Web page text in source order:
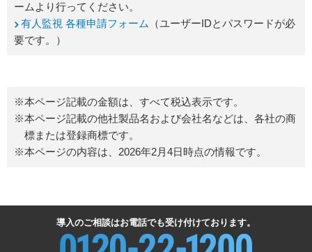
ームより行ってください。
有人監視 各種申請フォーム
（ユーザーIDとパスワードが必
要です。）
※本ページ記載の金額は、すべて税込表示です。
※本ページ記載の他社製品名および会社名などは、各社の商
標または登録商標です。
※本ページの内容は、2026年2月4日時点の情報です。
導入のご相談はお電話でも受け付けております。